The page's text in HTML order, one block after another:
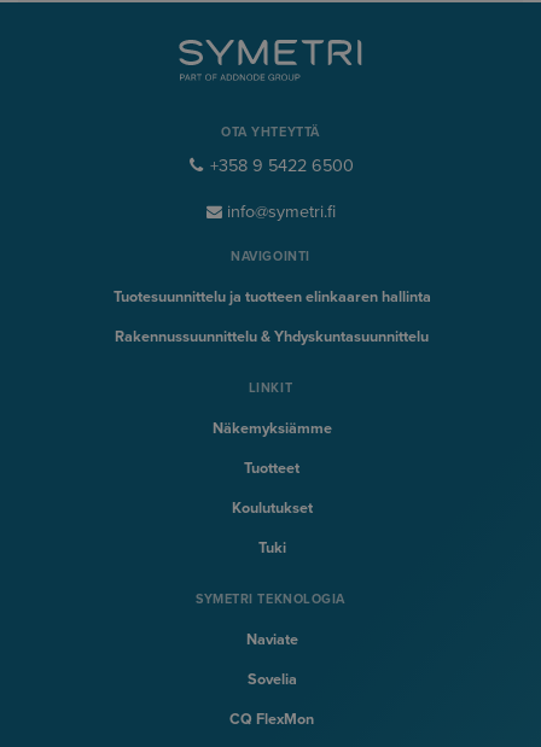
OTA YHTEYTTÄ
+358 9 5422 6500
info@symetri.fi
NAVIGOINTI
Tuotesuunnittelu ja tuotteen elinkaaren hallinta
Rakennussuunnittelu & Yhdyskuntasuunnittelu
LINKIT
Näkemyksiämme
Tuotteet
Koulutukset
Tuki
SYMETRI TEKNOLOGIA
Naviate
Sovelia
CQ FlexMon